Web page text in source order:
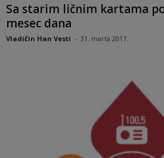
Sa starim ličnim kartama
mesec dana
Vladičin Han Vesti - 31. marta 2017.